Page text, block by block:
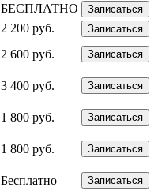
БЕСПЛАТНО Записаться
2 200 руб. Записаться
2 600 руб. Записаться
3 400 руб. Записаться
1 800 руб. Записаться
1 800 руб. Записаться
Бесплатно Записаться